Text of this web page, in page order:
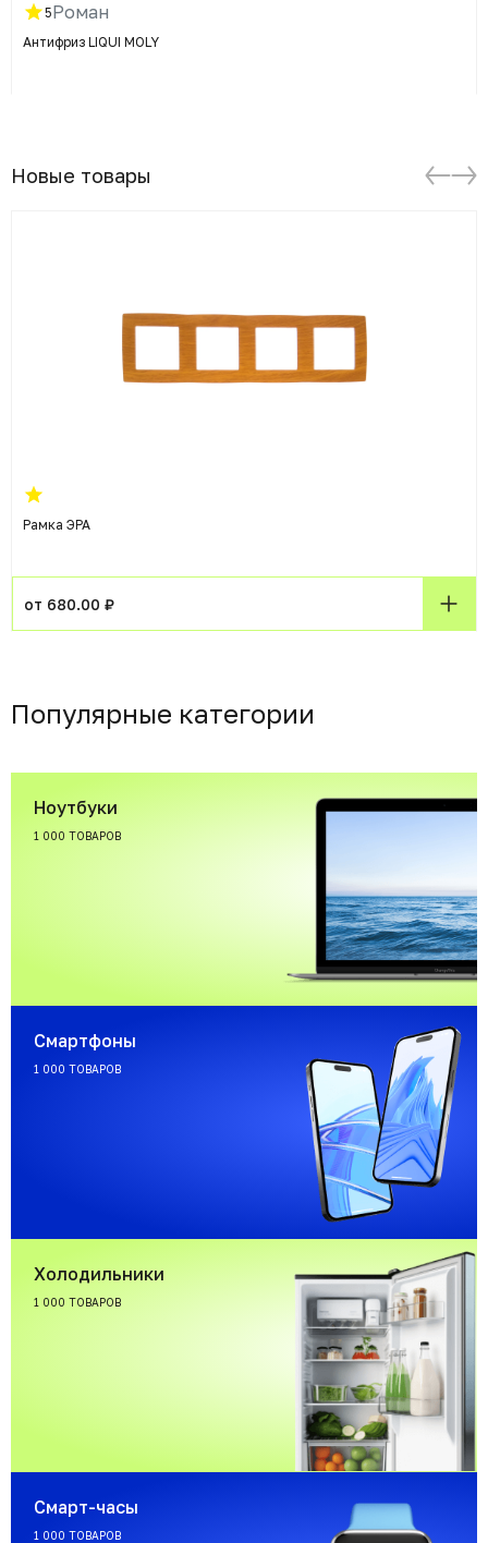
5Роман
Антифриз LIQUI MOLY
Новые товары
Рамка ЭРА
от 680.00 ₽
Популярные категории
Ноутбуки
1 000 ТОВАРОВ
Смартфоны
1 000 ТОВАРОВ
Холодильники
1 000 ТОВАРОВ
Смарт-часы
1 000 ТОВАРОВ